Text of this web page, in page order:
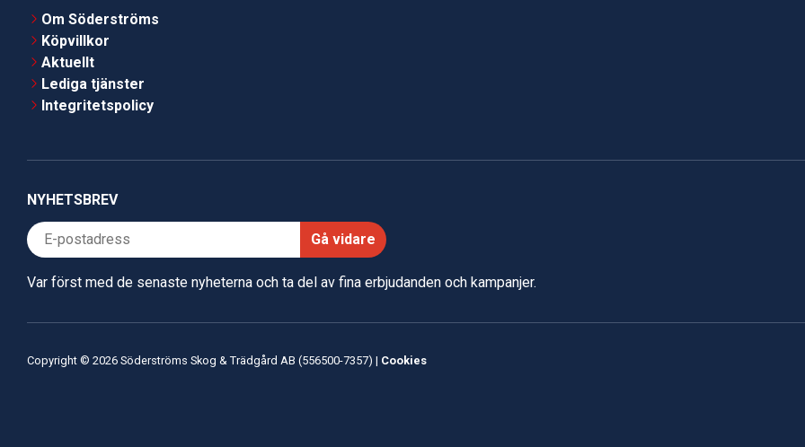
Om Söderströms
Köpvillkor
Aktuellt
Lediga tjänster
Integritetspolicy
NYHETSBREV
Gå vidare
Var först med de senaste nyheterna och ta del av fina erbjudanden och kampanjer.
Copyright © 2026 Söderströms Skog & Trädgård AB (556500-7357) | Cookies